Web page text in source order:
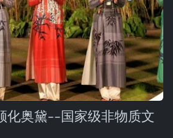
化奥黛--国家级非物质文